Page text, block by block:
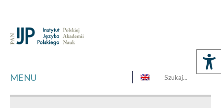
MENU